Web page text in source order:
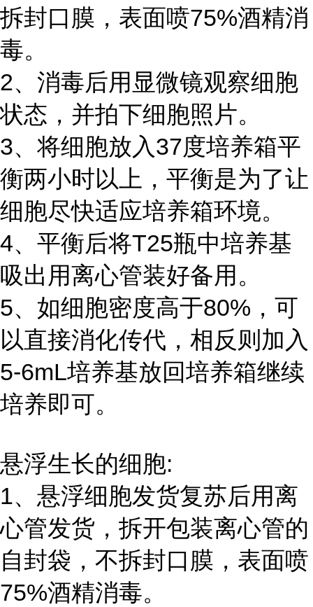
拆封口膜，表面喷75%酒精消
毒。
2、消毒后用显微镜观察细胞
状态，并拍下细胞照片。
3、将细胞放入37度培养箱平
衡两小时以上，平衡是为了让
细胞尽快适应培养箱环境。
4、平衡后将T25瓶中培养基
吸出用离心管装好备用。
5、如细胞密度高于80%，可
以直接消化传代，相反则加入
5-6mL培养基放回培养箱继续
培养即可。
悬浮生长的细胞:
1、悬浮细胞发货复苏后用离
心管发货，拆开包装离心管的
自封袋，不拆封口膜，表面喷
75%酒精消毒。